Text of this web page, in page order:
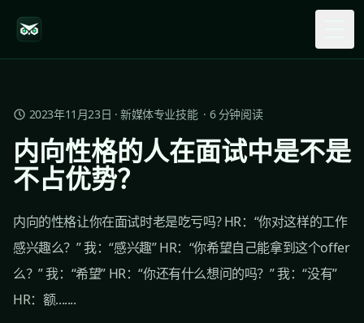
2023年11月23日 ·新媒体专业技能· 6分钟阅读
内向性格的人在面试中是不是
不占优势？
内向的性格让你在面试时老是吃亏吗? HR：“你对这样的工作
感兴趣么？” 我：“感兴趣” HR：“你希望自己能拿到这个offer
么？” 我：“希望” HR：“你还有什么想问的吗？” 我：“没有”
HR：额.......